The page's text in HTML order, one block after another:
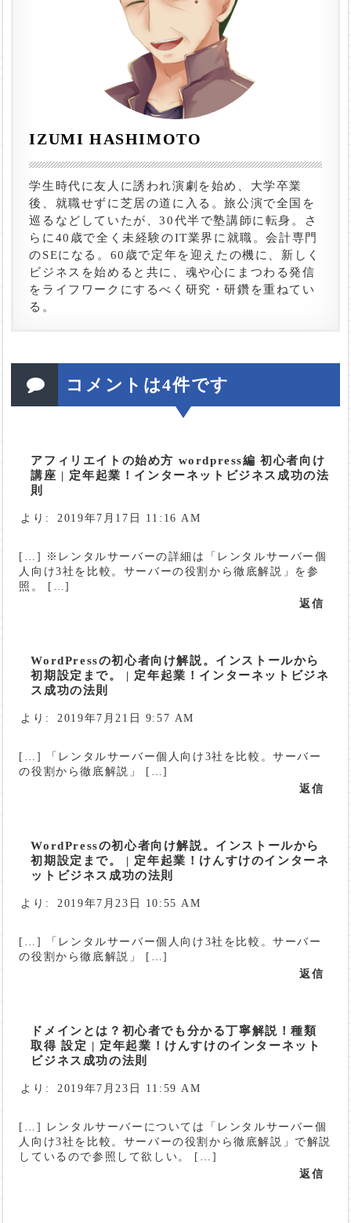
IZUMI HASHIMOTO
学生時代に友人に誘われ演劇を始め、大学卒業
後、就職せずに芝居の道に入る。旅公演で全国を
巡るなどしていたが、30代半で塾講師に転身。さ
らに40歳で全く未経験のIT業界に就職。会計専門
のSEになる。60歳で定年を迎えたの機に、新しく
ビジネスを始めると共に、魂や心にまつわる発信
をライフワークにするべく研究・研鑽を重ねてい
る。
コメントは4件です
アフィリエイトの始め方 wordpress編 初心者向け
講座 | 定年起業！インターネットビジネス成功の法
則
より: 2019年7月17日 11:16 AM
[…] ※レンタルサーバーの詳細は「レンタルサーバー個
人向け3社を比較。サーバーの役割から徹底解説」を参
照。 […]
返信
WordPressの初心者向け解説。インストールから
初期設定まで。 | 定年起業！インターネットビジネ
ス成功の法則
より: 2019年7月21日 9:57 AM
[…] 「レンタルサーバー個人向け3社を比較。サーバー
の役割から徹底解説」 […]
返信
WordPressの初心者向け解説。インストールから
初期設定まで。 | 定年起業！けんすけのインターネ
ットビジネス成功の法則
より: 2019年7月23日 10:55 AM
[…] 「レンタルサーバー個人向け3社を比較。サーバー
の役割から徹底解説」 […]
返信
ドメインとは？初心者でも分かる丁寧解説！種類
取得 設定 | 定年起業！けんすけのインターネット
ビジネス成功の法則
より: 2019年7月23日 11:59 AM
[…] レンタルサーバーについては「レンタルサーバー個
人向け3社を比較。サーバーの役割から徹底解説」で解説
しているので参照して欲しい。 […]
返信